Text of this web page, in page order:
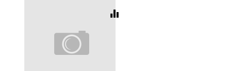
equalizer